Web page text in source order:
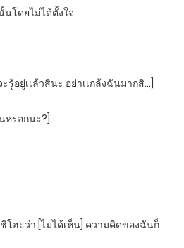
โดยไม่ได้ตั้งใจ
รู้อยู่เเล้วสินะ​ อย่าเเกล้งฉันมากสิ…]
หรอกนะ?]
ฮะว่า​ [ไม่ได้เห็น]​ ความคิดของฉันก็